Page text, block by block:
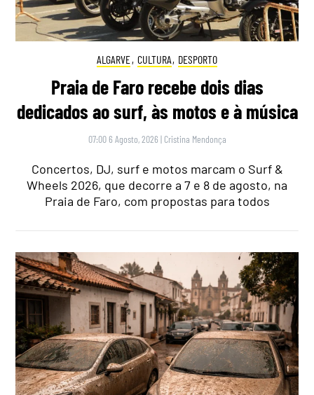
ALGARVE, CULTURA, DESPORTO
Praia de Faro recebe dois dias
dedicados ao surf, às motos e à música
07:00 6 Agosto, 2026 | Cristina Mendonça
Concertos, DJ, surf e motos marcam o Surf &
Wheels 2026, que decorre a 7 e 8 de agosto, na
Praia de Faro, com propostas para todos